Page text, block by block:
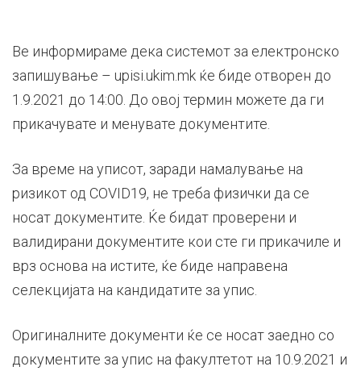
Ве информираме дека системот за електронско
запишување – upisi.ukim.mk ќе биде отворен до
1.9.2021 до 14:00. До овој термин можете да ги
прикачувате и менувате документите.
За време на уписот, заради намалување на
ризикот од COVID19, не треба физички да се
носат документите. Ќе бидат проверени и
валидирани документите кои сте ги прикачиле и
врз основа на истите, ќе биде направена
селекцијата на кандидатите за упис.
Оригиналните документи ќе се носат заедно со
документите за упис на факултетот на 10.9.2021 и